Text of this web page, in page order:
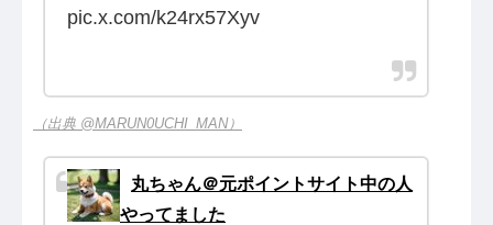
pic.x.com/k24rx57Xyv
（出典 @MARUN0UCHI_MAN）
丸ちゃん＠元ポイントサイト中の人
やってました